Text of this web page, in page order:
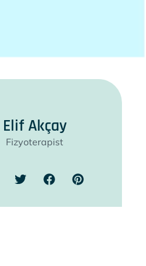
Elif Akçay
Fizyoterapist